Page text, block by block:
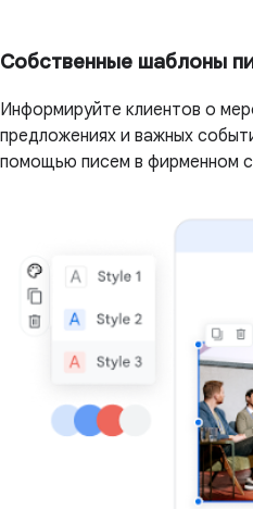
Собственные шаблоны
Информируйте клиентов о
предложениях и важных
помощью писем в фирменном